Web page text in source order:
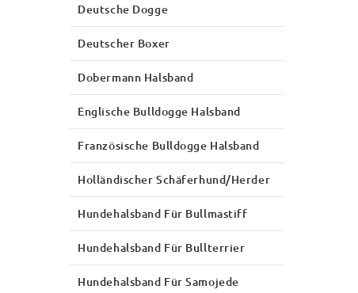
Deutsche Dogge
Deutscher Boxer
Dobermann Halsband
Englische Bulldogge Halsband
Französische Bulldogge Halsband
Holländischer Schäferhund/Herder
Hundehalsband Für Bullmastiff
Hundehalsband Für Bullterrier
Hundehalsband Für Samojede